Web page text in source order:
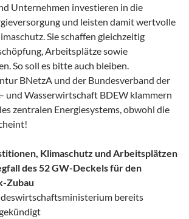
Unternehmen investieren in die
und leisten damit wertvolle
Sie schaffen gleichzeitig
Arbeitsplätze sowie
So soll es bitte auch bleiben.
BNetzA und der Bundesverband der
und Wasserwirtschaft BDEW klammern
zentralen Energiesystems, obwohl die
Klimaschutz und Arbeitsplätzen
des 52 GW-Deckels für den
Zubau
bereits